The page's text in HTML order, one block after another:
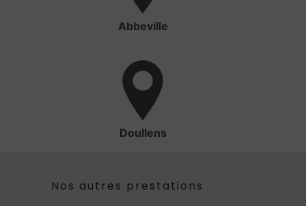
Abbeville
Doullens
Nos autres prestations